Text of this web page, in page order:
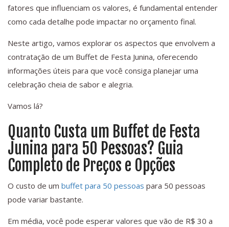
fatores que influenciam os valores, é fundamental entender
como cada detalhe pode impactar no orçamento final.
Neste artigo, vamos explorar os aspectos que envolvem a
contratação de um Buffet de Festa Junina, oferecendo
informações úteis para que você consiga planejar uma
celebração cheia de sabor e alegria.
Vamos lá?
Quanto Custa um Buffet de Festa
Junina para 50 Pessoas? Guia
Completo de Preços e Opções
O custo de um buffet para 50 pessoas para 50 pessoas
pode variar bastante.
Em média, você pode esperar valores que vão de R$ 30 a